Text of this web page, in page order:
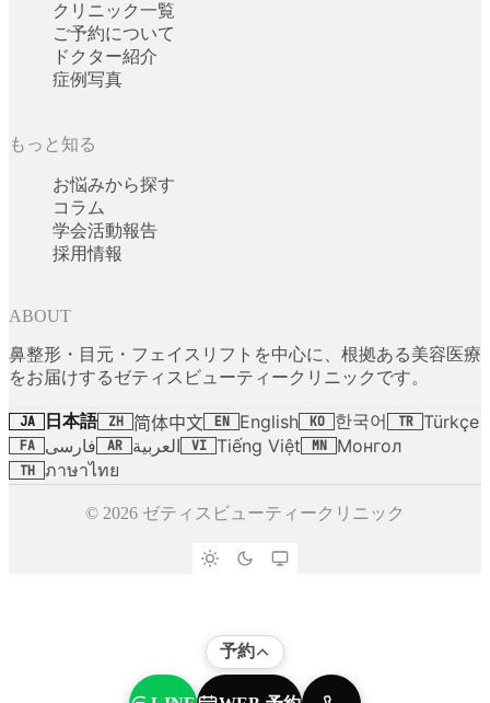
クリニック一覧
ご予約について
ドクター紹介
症例写真
もっと知る
お悩みから探す
コラム
学会活動報告
採用情報
ABOUT
鼻整形・目元・フェイスリフトを中心に、根拠ある美容医療
をお届けするゼティスビューティークリニックです。
JA 日本語 ZH 简体中文 EN English KO 한국어 TR Türkçe
FA فارسی AR العربية VI Tiếng Việt MN Монгол
TH ภาษาไทย
© 2026 ゼティスビューティークリニック
予約